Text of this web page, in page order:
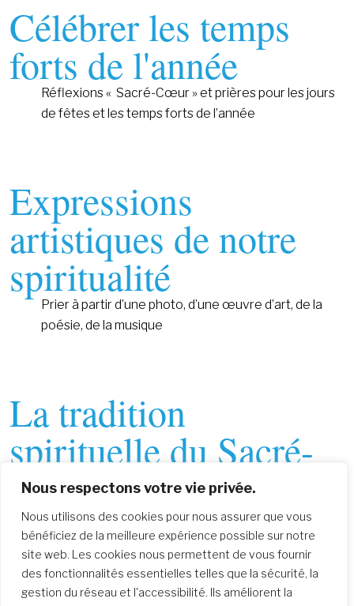
Nous respectons votre vie privée.
Nous utilisons des cookies pour nous assurer que vous
bénéficiez de la meilleure expérience possible sur notre
site web. Les cookies nous permettent de vous fournir
des fonctionnalités essentielles telles que la sécurité, la
gestion du réseau et l'accessibilité. Ils améliorent la
Célébrer les temps
forts de l'année
Réflexions « Sacré-Cœur » et prières pour les jours
de fêtes et les temps forts de l’année
Expressions
artistiques de notre
spiritualité
Prier à partir d’une photo, d’une œuvre d’art, de la
poésie, de la musique
La tradition
spirituelle du Sacré-
Coeur
Puiser de la richesse de notre tradition spirituelle